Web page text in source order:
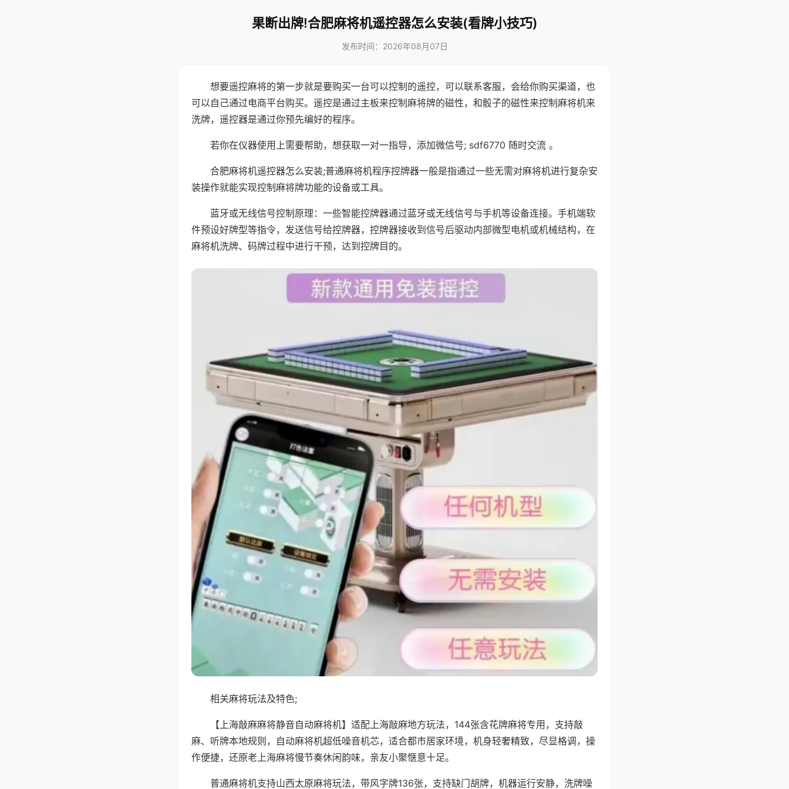
果断出牌!合肥麻将机遥控器怎么安装(看牌小技巧)
发布时间：2026年08月07日
想要遥控麻将的第一步就是要购买一台可以控制的遥控，可以联系客服，会给你购买渠道，也
可以自己通过电商平台购买。遥控是通过主板来控制麻将牌的磁性，和骰子的磁性来控制麻将机来
洗牌，遥控器是通过你预先编好的程序。
若你在仪器使用上需要帮助，想获取一对一指导，添加微信号; sdf6770 随时交流 。
合肥麻将机遥控器怎么安装;普通麻将机程序控牌器一般是指通过一些无需对麻将机进行复杂安
装操作就能实现控制麻将牌功能的设备或工具。
蓝牙或无线信号控制原理：一些智能控牌器通过蓝牙或无线信号与手机等设备连接。手机端软
件预设好牌型等指令，发送信号给控牌器，控牌器接收到信号后驱动内部微型电机或机械结构，在
麻将机洗牌、码牌过程中进行干预，达到控牌目的。
相关麻将玩法及特色;
【上海敲麻麻将静音自动麻将机】适配上海敲麻地方玩法，144张含花牌麻将专用，支持敲
麻、听牌本地规则，自动麻将机超低噪音机芯，适合都市居家环境，机身轻奢精致，尽显格调，操
作便捷，还原老上海麻将慢节奏休闲韵味，亲友小聚惬意十足。
普通麻将机支持山西太原麻将玩法，带风字牌136张，支持缺门胡牌，机器运行安静，洗牌噪